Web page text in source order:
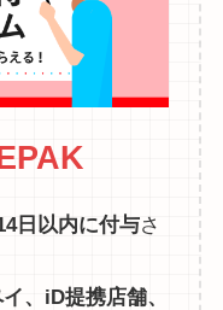
日以内に付与さ
、iD提携店舗、